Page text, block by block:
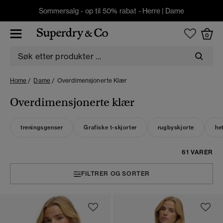
Sommersalg - op til 50% rabat - Herre | Dame
0
Home Dame Overdimensjonerte Klær
Overdimensjonerte klær
treningsgenser Grafiske t-skjorter rugbyskjorte
61 VARER
FILTRER OG SORTER